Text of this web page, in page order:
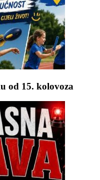
od 15. kolovoza